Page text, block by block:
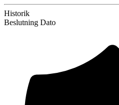
Historik
Beslutning Dato